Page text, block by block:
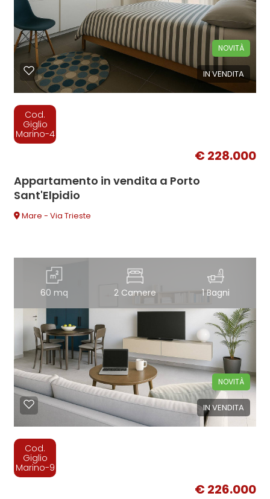
IN VENDITA
NOVITÀ
Cod.
Giglio
Marino-4
€ 228.000
Appartamento in vendita a Porto
Sant'Elpidio
Mare - Via Trieste
60 mq 2 Camere 1 Bagni
IN VENDITA
NOVITÀ
Cod.
Giglio
Marino-9
€ 226.000